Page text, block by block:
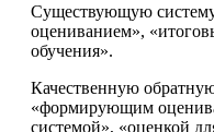
Существующую
оцениванием»,
обучения».
Качественную
«формирующим
системой», «оценкой